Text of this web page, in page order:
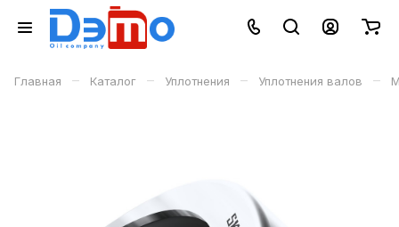
Главная – Каталог – Уплотнения – Уплотнения валов –